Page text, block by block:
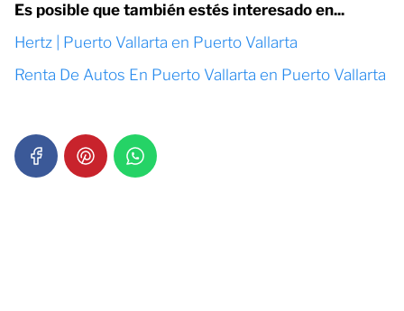
Es posible que también estés interesado en...
Hertz | Puerto Vallarta en Puerto Vallarta
Renta De Autos En Puerto Vallarta en Puerto Vallarta